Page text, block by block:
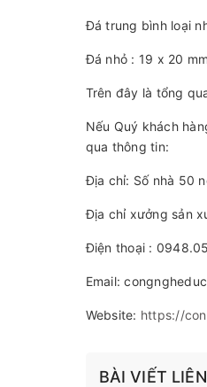
Đá trung bình loại
Đá nhỏ : 19 x 20
Trên đây là tổng
Nếu Quý khách
qua thông tin:
Địa chỉ: Số nhà 50
Địa chỉ xưởng sản
Điện thoại :
Email:
Website: https://
BÀI VIẾT